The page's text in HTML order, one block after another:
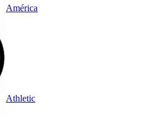
América
Athletic